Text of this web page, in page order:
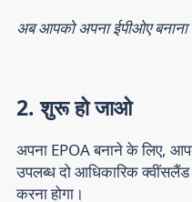
अब आपको अपना ईपीओए
2. शुरू हो जाओ
अपना EPOA बनाने के लिए,
उपलब्ध दो आधिकारिक
करना होगा।